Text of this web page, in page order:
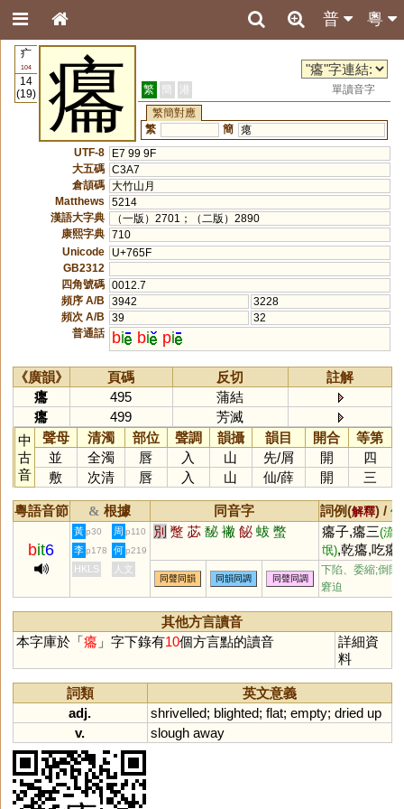
粵
普
疒
104
14
(19)
癟 繁 簡 港
單讀音字
繁簡對應
繁
簡 瘪
UTF-8
E7 99 9F
大五碼 C3A7
倉頡碼 大竹山月
Matthews
5214
漢語大字典
（一版）2701；（二版）2890
康熙字典 710
Unicode
U+765F
GB2312
四角號碼 0012.7
頻序 A/B
3942
3228
頻次 A/B
39
32
普通話
bi bi pi
《廣韻》 頁碼 反切
註解
癟
495
蒲結
癟
499
芳滅
中
古
音
聲母 清濁 部位 聲調 韻攝 韻目 開合
等第
並
全濁 唇 入 山 先/屑 開
四
敷
次清 唇 入 山 仙/薛 開 三
粵語音節 & 根據 同音字 詞例(解釋) /
bit6
黃 p30 周 p110 別 蹩 苾 馝 襒 飶 蛂 蟞 癟子,癟三(流
氓),乾癟,吃癟
(吃虧) ,癟扭(別
扭)
李 p178 何 p219
HKLS 人文
同聲同韻 同韻同調 同聲同調
下陷、委縮;倒閉;
窘迫
其他方言讀音
本字庫於「癟 」字下錄有10個方言點的讀音
詳細資
料
詞類
英文意義
adj.
shrivelled; blighted; flat; empty; dried up
v.
slough away